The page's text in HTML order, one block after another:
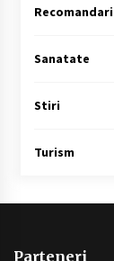
Recomandari
Sanatate
Stiri
Turism
Parteneri